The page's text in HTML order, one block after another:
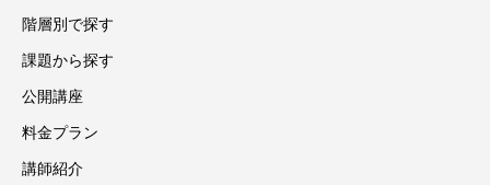
階層別で探す
課題から探す
公開講座
料金プラン
講師紹介